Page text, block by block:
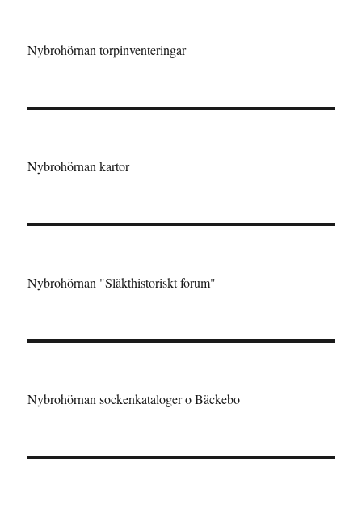
Nybrohörnan torpinventeringar
Nybrohörnan kartor
Nybrohörnan "Släkthistoriskt forum"
Nybrohörnan sockenkataloger o Bäckebo